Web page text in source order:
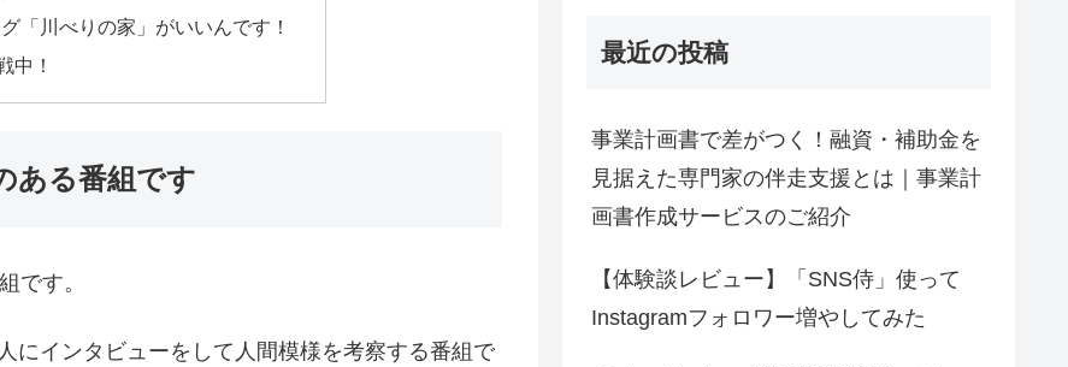
「川べりの家」がいいんです！
中！
ある番組です
です。
にインタビューをして人間模様を考察する番組で
最近の投稿
事業計画書で差がつく！融資・補助金を
見据えた専門家の伴走支援とは｜事業計
画書作成サービスのご紹介
【体験談レビュー】「SNS侍」使って
Instagramフォロワー増やしてみた